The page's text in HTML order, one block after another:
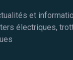
et
électriques,